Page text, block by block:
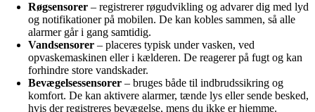
Røgsensorer – registrerer røgudvikling og advarer dig med lyd
og notifikationer på mobilen. De kan kobles sammen, så alle
alarmer går i gang samtidig.
Vandsensorer – placeres typisk under vasken, ved
opvaskemaskinen eller i kælderen. De reagerer på fugt og kan
forhindre store vandskader.
Bevægelsessensorer – bruges både til indbrudssikring og
komfort. De kan aktivere alarmer, tænde lys eller sende besked,
hvis der registreres bevægelse, mens du ikke er hjemme.